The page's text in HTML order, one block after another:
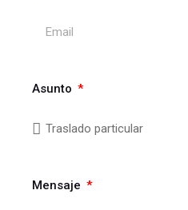
Asunto
Mensaje